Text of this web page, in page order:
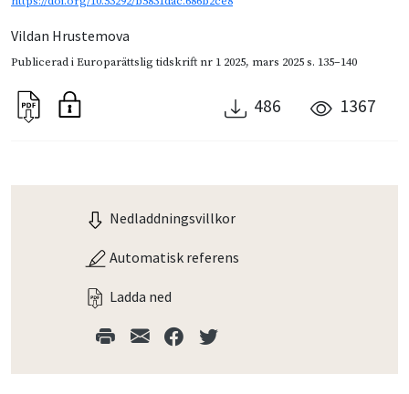
Vildan Hrustemova
Publicerad iEuroparättslig tidskrift nr 1 2025, mars 2025s. 135–140
486 1367
Nedladdningsvillkor
Automatisk referens
Ladda ned